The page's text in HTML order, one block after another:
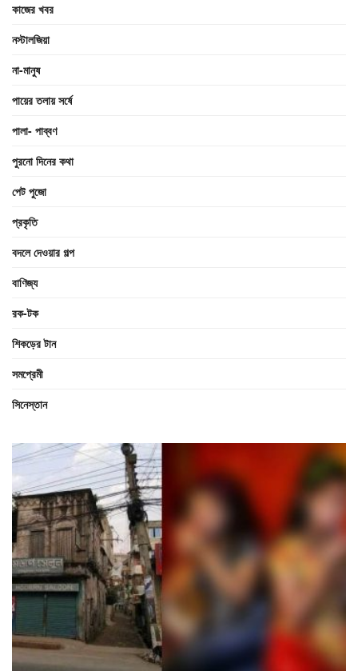
কাজের খবর
নস্টালজিয়া
না-মানুষ
পায়ের তলায় সর্ষে
পালা- পাব্বণ
পুরনো দিনের কথা
পেট পুজো
প্রকৃতি
বদলে দেওয়ার গল্প
বাণিজ্য
রক-টক
শিকড়ের টান
সমপ্রেমী
সিনেস্তান